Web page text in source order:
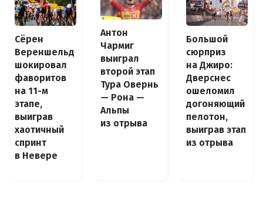
Сёрен
Вереншельд
шокировал
фаворитов
на 11-м
этапе,
выиграв
хаотичный
спринт
в Невере
Антон
Чармиг
выиграл
второй этап
Тура Овернь
— Рона —
Альпы
из отрыва
Большой
сюрприз
на Джиро:
Дверснес
ошеломил
догоняющий
пелотон,
выиграв этап
из отрыва